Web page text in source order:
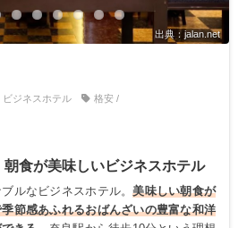
出典：jalan.net
ビジネスホテル 格安 /
食が美味しいビジネスホテル
ルなビジネスホテル。美味しい朝食が
節感あふれるおばんざいの豊富な和洋